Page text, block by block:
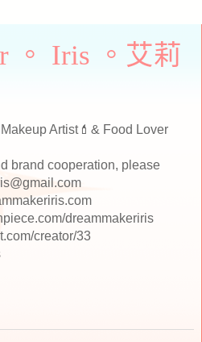
。 Iris 。艾莉
Makeup Artist💄& Food Lover
brand cooperation, please
dreammakeriris
creator/33